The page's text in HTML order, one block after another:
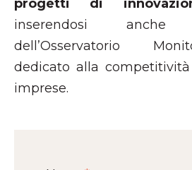
progetti di
inserendosi
dell’Osservatorio
dedicato alla
imprese.